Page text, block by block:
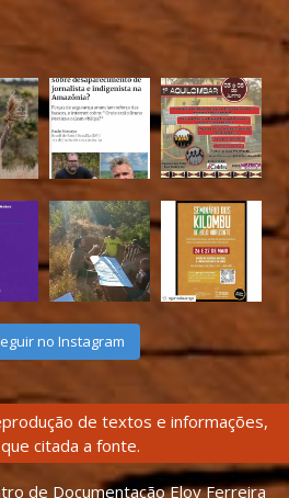
no Instagram
de textos e informações,
citada a fonte.
de Documentação Eloy Ferreira